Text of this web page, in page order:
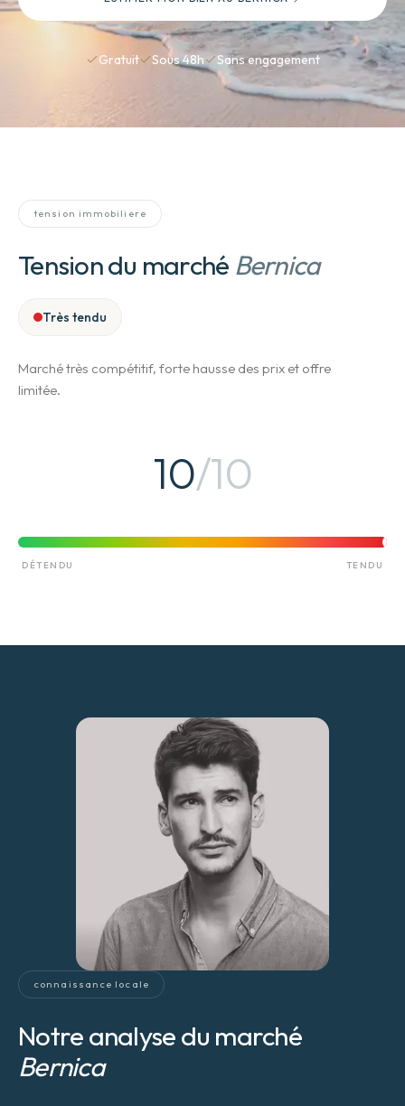
Gratuit Sous 48h Sans engagement
tension immobiliere
Tension du marché Bernica
Très tendu
Marché très compétitif, forte hausse des prix et offre
limitée.
10/10
DÉTENDU TENDU
connaissance locale
Notre analyse du marché
Bernica